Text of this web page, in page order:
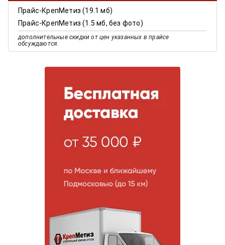
Прайс-КрепМетиз (19.1 мб)
Прайс-КрепМетиз (1.5 мб, без фото)
дополнительные скидки от цен указанных в прайсе
обсуждаются.